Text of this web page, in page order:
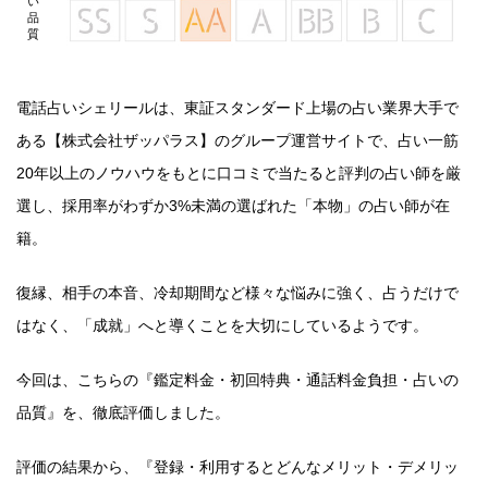
品
質
電話占いシェリールは、東証スタンダード上場の占い業界大手で
ある【株式会社ザッパラス】のグループ運営サイトで、占い一筋
20年以上のノウハウをもとに口コミで当たると評判の占い師を厳
選し、採用率がわずか3%未満の選ばれた「本物」の占い師が在
籍。
復縁、相手の本音、冷却期間など様々な悩みに強く、占うだけで
はなく、「成就」へと導くことを大切にしているようです。
今回は、こちらの『鑑定料金・初回特典・通話料金負担・占いの
品質』を、徹底評価しました。
評価の結果から、『登録・利用するとどんなメリット・デメリッ